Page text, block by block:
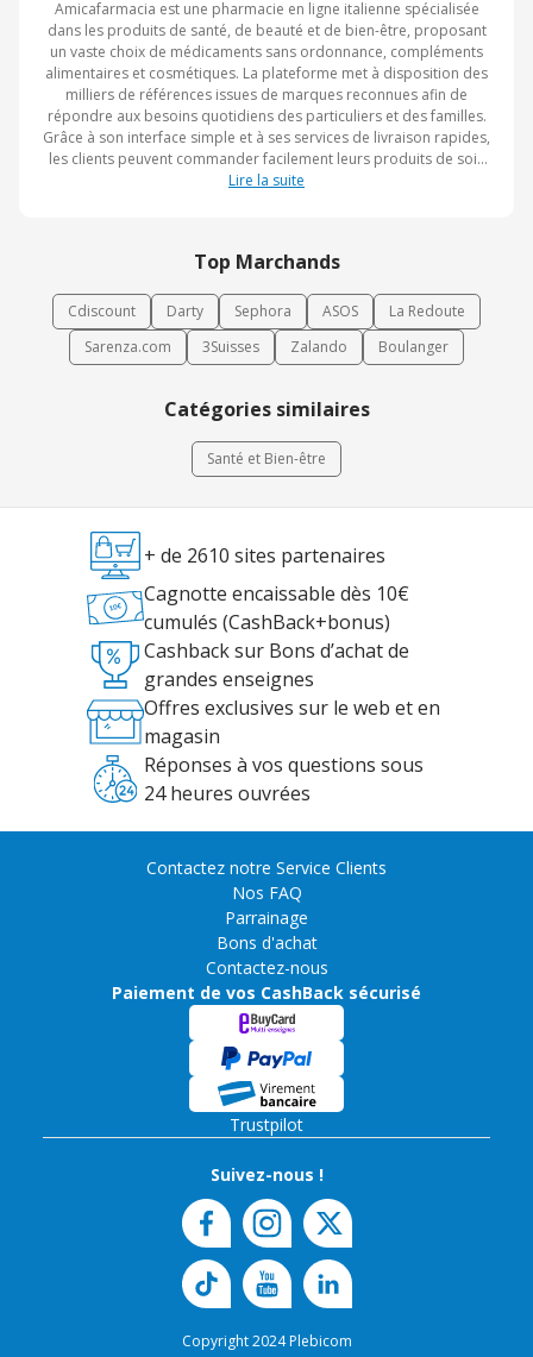
Amicafarmacia est une pharmacie en ligne italienne spécialisée
dans les produits de santé, de beauté et de bien-être, proposant
un vaste choix de médicaments sans ordonnance, compléments
alimentaires et cosmétiques. La plateforme met à disposition des
milliers de références issues de marques reconnues afin de
répondre aux besoins quotidiens des particuliers et des familles.
Grâce à son interface simple et à ses services de livraison rapides,
les clients peuvent commander facilement leurs produits de soin
et de parapharmacie depuis chez eux. Amicafarmacia se distingue
associe expertise, accessibilité et promotions régulières pour
Lire la suite
Top Marchands
Cdiscount Darty Sephora ASOS
La Redoute
Sarenza.com
3Suisses Zalando Boulanger
Catégories similaires
Santé et Bien-être
+ de 2610 sites partenaires
Cagnotte encaissable dès 10€
cumulés (CashBack+bonus)
Cashback sur Bons d’achat de
grandes enseignes
Offres exclusives sur le web et en
magasin
Réponses à vos questions sous
24 heures ouvrées
Contactez notre Service Clients
Nos FAQ
Parrainage
Bons d'achat
Contactez-nous
Paiement de vos CashBack sécurisé
Trustpilot
Suivez-nous !
Copyright 2024 Plebicom